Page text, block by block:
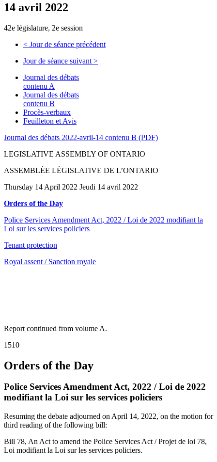
14 avril 2022
42e législature, 2e session
< Jour de séance précédent
Jour de séance suivant >
Journal des débats
contenu A
Journal des débats
contenu B
Procès-verbaux
Feuilleton et Avis
Journal des débats 2022-avril-14 contenu B (PDF)
LEGISLATIVE ASSEMBLY OF ONTARIO
ASSEMBLÉE LÉGISLATIVE DE L’ONTARIO
Thursday 14 April 2022 Jeudi 14 avril 2022
Orders of the Day
Police Services Amendment Act, 2022 / Loi de 2022 modifiant la
Loi sur les services policiers
Tenant protection
Royal assent / Sanction royale
Report continued from volume A.
1510
Orders of the Day
Police Services Amendment Act, 2022 / Loi de 2022
modifiant la Loi sur les services policiers
Resuming the debate adjourned on April 14, 2022, on the motion for
third reading of the following bill:
Bill 78, An Act to amend the Police Services Act / Projet de loi 78,
Loi modifiant la Loi sur les services policiers.